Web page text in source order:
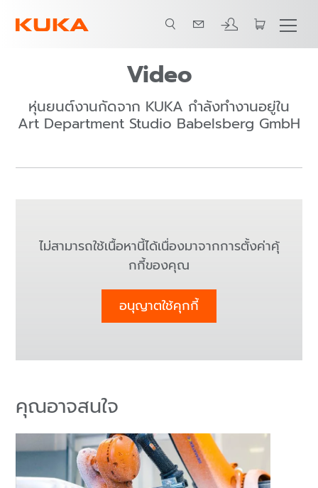
Video
หุ่นยนต์งานกัดจาก KUKA กำลังทำงานอยู่ใน
Art Department Studio Babelsberg GmbH
ไม่สามารถใช้เนื้อหานี้ได้เนื่องมาจากการตั้งค่าคุ้
กกี้ของคุณ
อนุญาตใช้คุกกี้
คุณอาจสนใจ